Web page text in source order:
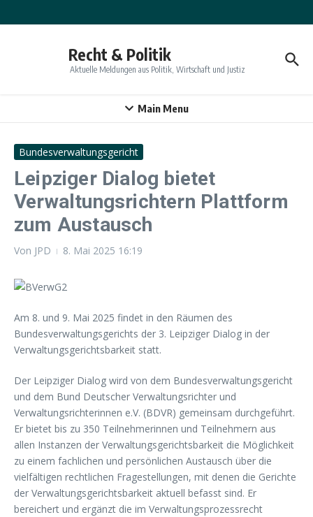
Recht & Politik
Aktuelle Meldungen aus Politik, Wirtschaft und Justiz
Main Menu
Bundesverwaltungsgericht
Leipziger Dialog bietet
Verwaltungsrichtern Plattform
zum Austausch
Von JPD 8. Mai 2025 16:19
Am 8. und 9. Mai 2025 findet in den Räumen des
Bundesverwaltungsgerichts der 3. Leipziger Dialog in der
Verwaltungsgerichtsbarkeit statt.
Der Leipziger Dialog wird von dem Bundesverwaltungsgericht
und dem Bund Deutscher Verwaltungsrichter und
Verwaltungsrichterinnen e.V. (BDVR) gemeinsam durchgeführt.
Er bietet bis zu 350 Teilnehmerinnen und Teilnehmern aus
allen Instanzen der Verwaltungsgerichtsbarkeit die Möglichkeit
zu einem fachlichen und persönlichen Austausch über die
vielfältigen rechtlichen Fragestellungen, mit denen die Gerichte
der Verwaltungsgerichtsbarkeit aktuell befasst sind. Er
bereichert und ergänzt die im Verwaltungsprozessrecht